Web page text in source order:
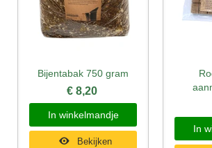
Bijentabak 750 gram
€ 8,20
In winkelmandje
Bekijken
In